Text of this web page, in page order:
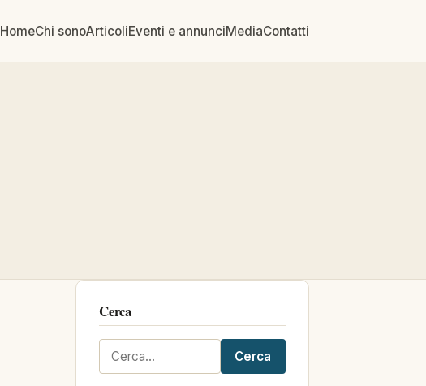
HomeChi sonoArticoliEventi e annunciMediaContatti
Cerca
Cerca
nel
Cerca